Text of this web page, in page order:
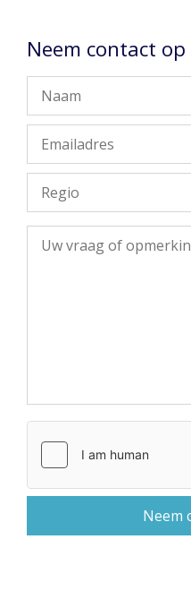
Neem contact